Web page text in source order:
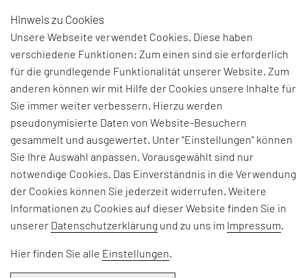
THEMEN & NEWS
Beiträge und Interviews zu aktuellen Fach-, Technologie-
und Branchenherausforderungen, Informationen zu
unseren Beratungsangeboten, Seminaren und Events
sowie Unternehmensthemen:
Hier erfahren Sie, was EFESO bewegt.
Hinweis zu Cookies
Unsere Webseite verwendet Cookies. Diese haben
verschiedene Funktionen: Zum einen sind sie erforderlich
für die grundlegende Funktionalität unserer Website. Zum
anderen können wir mit Hilfe der Cookies unsere Inhalte für
Sie immer weiter verbessern. Hierzu werden
pseudonymisierte Daten von Website-Besuchern
gesammelt und ausgewertet. Unter "Einstellungen" können
Sie Ihre Auswahl anpassen. Vorausgewählt sind nur
notwendige Cookies. Das Einverständnis in die Verwendung
der Cookies können Sie jederzeit widerrufen. Weitere
Informationen zu Cookies auf dieser Website finden Sie in
unserer Datenschutzerklärung und zu uns im Impressum.
Hier finden Sie alle Einstellungen.